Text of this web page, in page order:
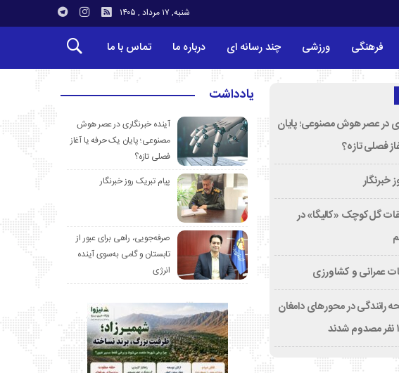
شنبه, ۱۷ مرداد , ۱۴۰۵
فرهنگی ورزشی چند رسانه ای درباره ما تماس با ما
در عصر هوش مصنوعی؛ پایان
فصلی تازه؟
خبرنگار
گل‌کوچک «کالیگا» در
عمرانی و کشاورزی
رانندگی در محورهای دامغان
یادداشت
آینده خبرنگاری در عصر هوش
مصنوعی؛ پایان یک حرفه یا آغاز
فصلی تازه؟
پیام تبریک روز خبرنگار
صرفه‌جویی، راهی برای عبور از
تابستان و گامی به‌سوی آینده
انرژی